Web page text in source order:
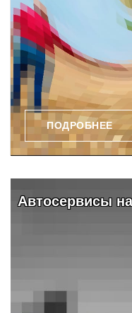
ПОДРОБНЕЕ
Видео и обзоры